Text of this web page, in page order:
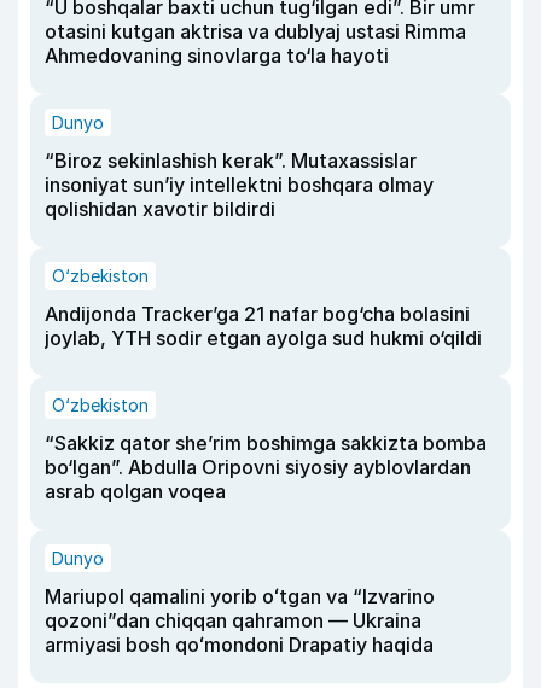
“U boshqalar baxti uchun tug‘ilgan edi”. Bir umr
otasini kutgan aktrisa va dublyaj ustasi Rimma
Ahmedovaning sinovlarga to‘la hayoti
Dunyo
“Biroz sekinlashish kerak”. Mutaxassislar
insoniyat sun’iy intellektni boshqara olmay
qolishidan xavotir bildirdi
O‘zbekiston
Andijonda Tracker’ga 21 nafar bog‘cha bolasini
joylab, YTH sodir etgan ayolga sud hukmi o‘qildi
O‘zbekiston
“Sakkiz qator she’rim boshimga sakkizta bomba
bo‘lgan”. Abdulla Oripovni siyosiy ayblovlardan
asrab qolgan voqea
Dunyo
Mariupol qamalini yorib oʻtgan va “Izvarino
qozoni”dan chiqqan qahramon — Ukraina
armiyasi bosh qoʻmondoni Drapatiy haqida